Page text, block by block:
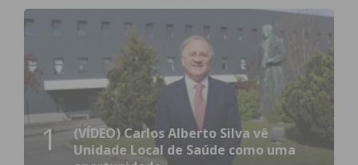
1
(VÍDEO) Carlos Alberto Silva vê
Unidade Local de Saúde como uma